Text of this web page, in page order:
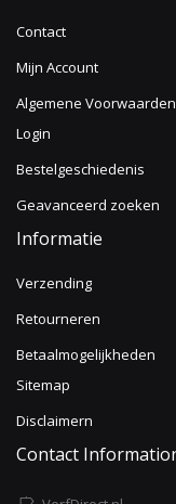
Contact
Mijn Account
Algemene Voorwaarden
Login
Bestelgeschiedenis
Geavanceerd zoeken
Informatie
Verzending
Retourneren
Betaalmogelijkheden
Sitemap
Disclaimern
Contact